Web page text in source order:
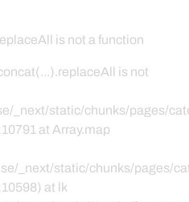
is not a function
is not
_next/static/chunks/pages/
at Array.map
_next/static/chunks/pages/
at lk